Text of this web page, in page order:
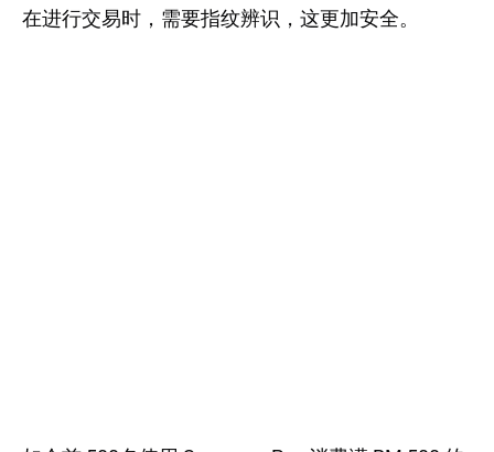
在进行交易时，需要指纹辨识，这更加安全。